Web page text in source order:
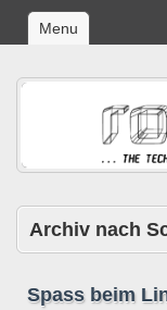
Menu
Archiv nach
Spass beim